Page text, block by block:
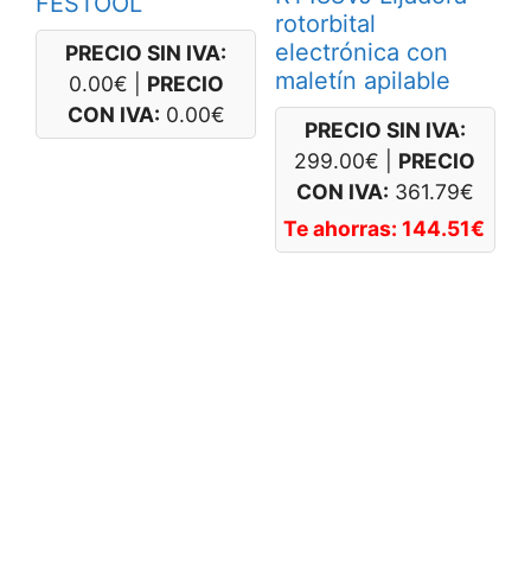
PRECIO SIN IVA:
0.00€
PRECIO
CON IVA: 0.00€
rotorbital
electrónica con
maletín apilable
PRECIO SIN IVA:
299.00€
PRECIO
CON IVA: 361.79€
Te ahorras: 144.51€